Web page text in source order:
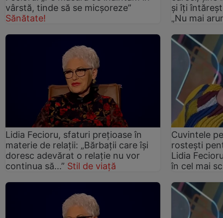
vârstă, tinde să se micșoreze”
Sănătate!
și îți
„Nu mai
Lidia Fecioru, sfaturi prețioase în
materie de relații: „Bărbații care își
doresc adevărat o relație nu vor
continua să...” Stil de viață
Cuvintele
rostești
Lidia
în cel mai